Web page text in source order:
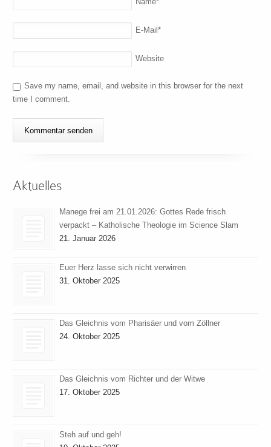
E-Mail*
Website
Save my name, email, and website in this browser for the next
time I comment.
Aktuelles
Manege frei am 21.01.2026: Gottes Rede frisch
verpackt – Katholische Theologie im Science Slam
21. Januar 2026
Euer Herz lasse sich nicht verwirren
31. Oktober 2025
Das Gleichnis vom Pharisäer und vom Zöllner
24. Oktober 2025
Das Gleichnis vom Richter und der Witwe
17. Oktober 2025
Steh auf und geh!